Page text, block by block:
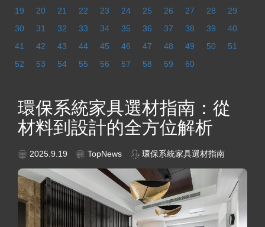
19
20 21 22 23 24 25 26 27 28
29
30
31 32 33 34 35 36 37 38 39
40
41
42 43 44 45 46 47 48 49 50
51
52
53 54 55 56 57 58 59 60
環保系統家具選材指南：從
材料到設計的全方位解析
2025.9.19 TopNews 環保系統家具選材指南